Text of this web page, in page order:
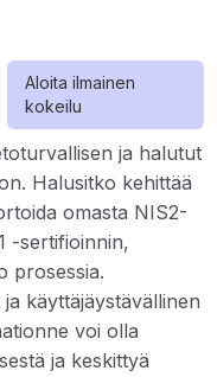
Aloita ilmainen
kokeilu
ja halutut
Halusitko kehittää
omasta NIS2-
-sertifioinnin,
prosessia.
käyttäjäystävällinen
voi olla
ja keskittyä